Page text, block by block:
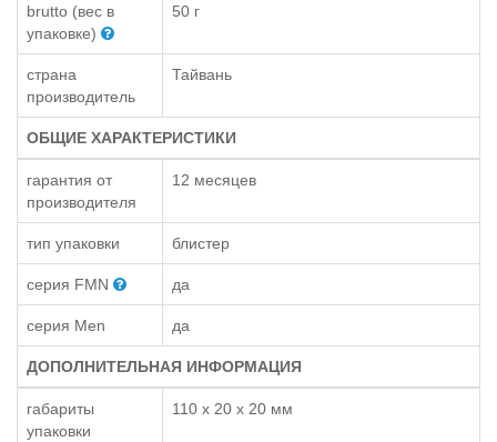
brutto (вес в
упаковке)
50 г
страна
производитель
Тайвань
ОБЩИЕ ХАРАКТЕРИСТИКИ
гарантия от
производителя
12 месяцев
тип упаковки блистер
серия FMN да
серия Men да
ДОПОЛНИТЕЛЬНАЯ ИНФОРМАЦИЯ
габариты
упаковки
110 x 20 x 20 мм